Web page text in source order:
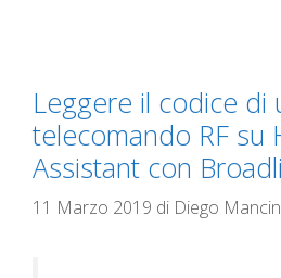
Leggere il codice di
telecomando RF su
Assistant con
11 Marzo 2019 di Diego